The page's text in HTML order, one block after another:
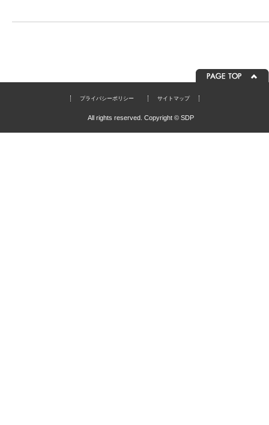
プライバシーポリシー サイトマップ
All rights reserved. Copyright © SDP